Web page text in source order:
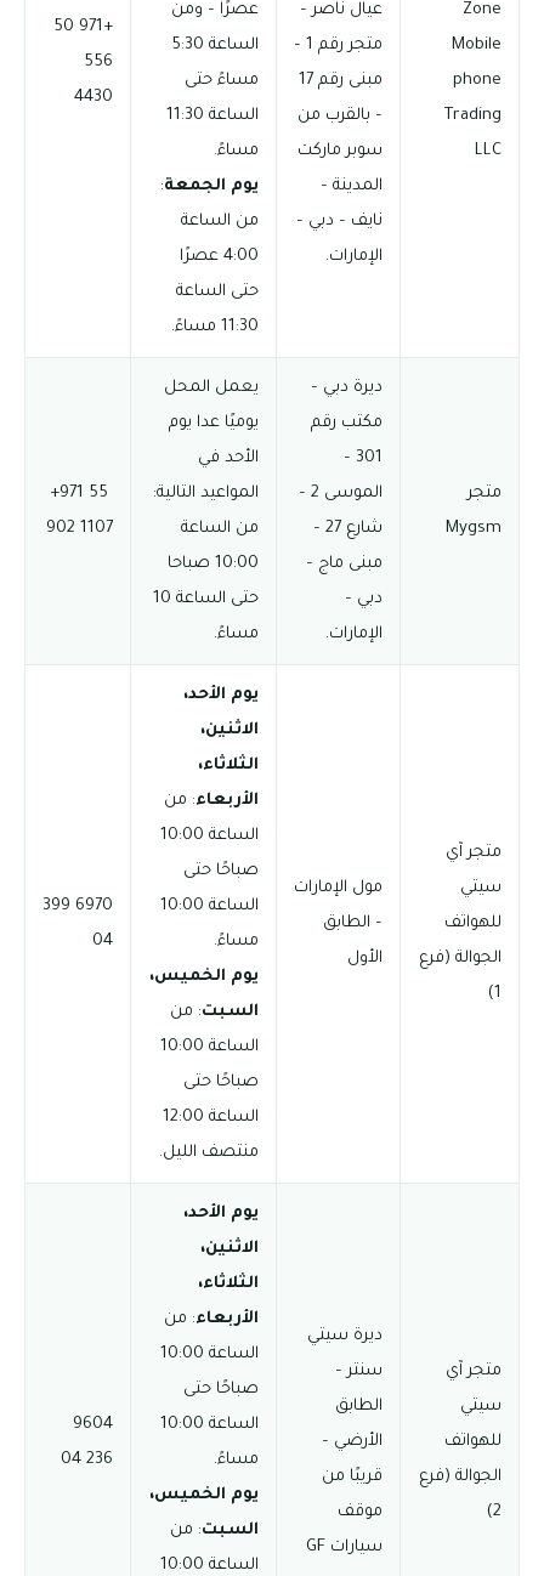
Zone
Mobile
phone
Trading
LLC
عيال ناصر –
متجر رقم 1 –
مبنى رقم 17
– بالقرب من
سوبر ماركت
المدينة –
نايف – دبي –
الإمارات.
عصرًا – ومن
الساعة 5:30
مساءً حتى
الساعة 11:30
مساءً.
يوم الجمعة:
من الساعة
4:00 عصرًا
حتى الساعة
11:30 مساءً.
+971 50
556
4430
متجر
Mygsm
ديرة دبي –
مكتب رقم
301 –
الموسى 2 –
شارع 27 –
مبنى ماج –
دبي –
الإمارات.
يعمل المحل
يوميًا عدا يوم
الأحد في
المواعيد التالية:
من الساعة
10:00 صباحا
حتى الساعة 10
مساءً.
‪+971 55
902 1107
متجر آي
سيتي
للهواتف
الجوالة (فرع
1)
مول الإمارات
– الطابق
الأول
يوم الأحد،
الاثنين،
الثلاثاء،
الأربعاء: من
الساعة 10:00
صباحًا حتى
الساعة 10:00
مساءً.
يوم الخميس،
السبت: من
الساعة 10:00
صباحًا حتى
الساعة 12:00
منتصف الليل.
6970 399
04
متجر آي
سيتي
للهواتف
الجوالة (فرع
2)
ديرة سيتي
سنتر –
الطابق
الأرضي –
قريبًا من
موقف
سيارات GF
يوم الأحد،
الاثنين،
الثلاثاء،
الأربعاء: من
الساعة 10:00
صباحًا حتى
الساعة 10:00
مساءً.
يوم الخميس،
السبت: من
الساعة 10:00
9604
236 04